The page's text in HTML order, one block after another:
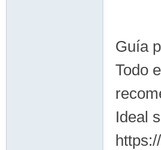
Guía
Todo
Ideal